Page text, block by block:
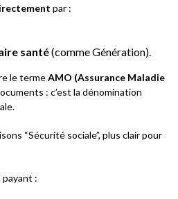
par :
santé(comme Génération).
le termeAMO (Assurance Maladie
: c’est la dénomination
“Sécurité sociale”, plus clair pour
: